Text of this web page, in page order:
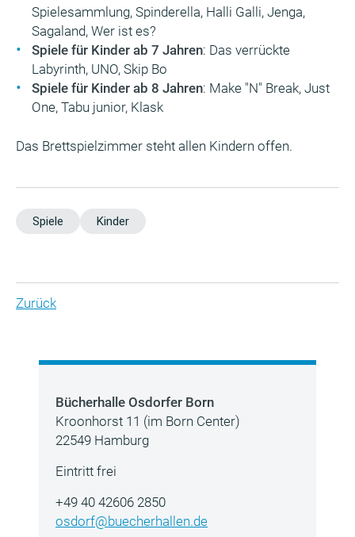
Spielesammlung, Spinderella, Halli Galli, Jenga,
Sagaland, Wer ist es?
Spiele für Kinder ab 7 Jahren: Das verrückte
Labyrinth, UNO, Skip Bo
Spiele für Kinder ab 8 Jahren: Make "N" Break, Just
One, Tabu junior, Klask
Das Brettspielzimmer steht allen Kindern offen.
Spiele Kinder
Zurück
Bücherhalle Osdorfer Born
Kroonhorst 11 (im Born Center)
22549 Hamburg
Eintritt frei
+49 40 42606 2850
osdorf@buecherhallen.de